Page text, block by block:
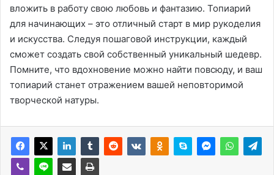
вложить в работу свою любовь и фантазию. Топиарий
для начинающих – это отличный старт в мир рукоделия
и искусства. Следуя пошаговой инструкции, каждый
сможет создать свой собственный уникальный шедевр.
Помните, что вдохновение можно найти повсюду, и ваш
топиарий станет отражением вашей неповторимой
творческой натуры.